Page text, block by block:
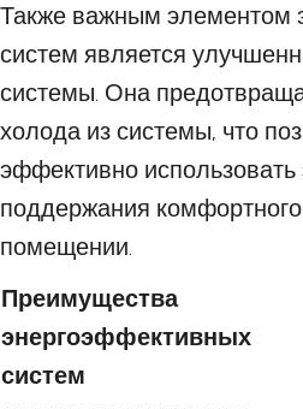
Также важным элементом
систем является
системы. Она
холода из системы, что
эффективно
поддержания
помещении.
Преимущества
энергоэффективных
систем